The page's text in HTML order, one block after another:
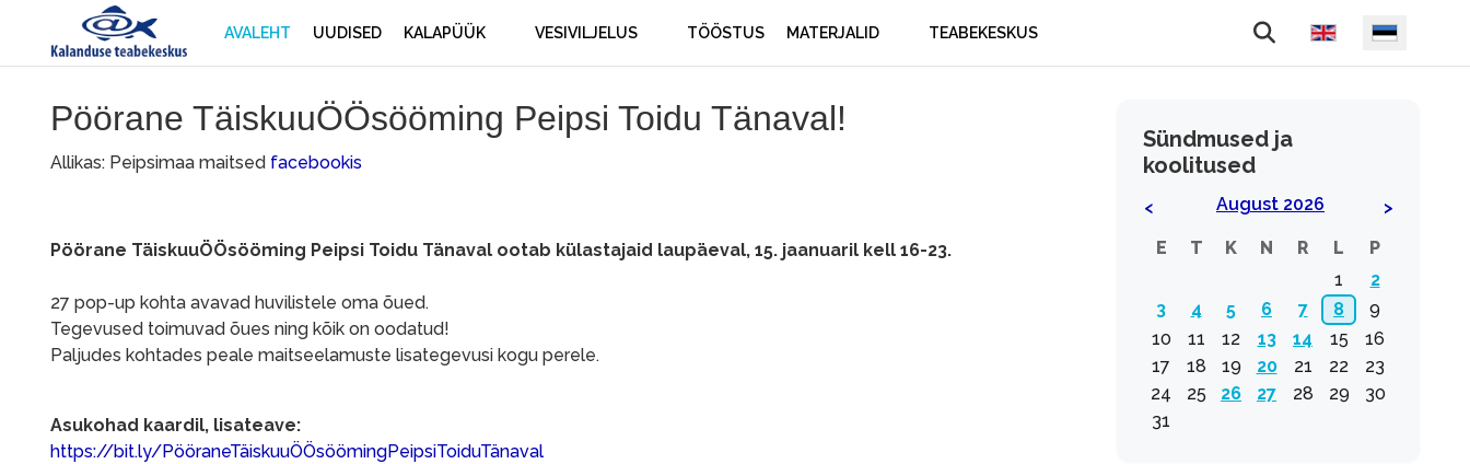
AVALEHT UUDISED KALAPÜÜK VESIVILJELUS TÖÖSTUS MATERJALID TEABEKESKUS Vali keel
Pöörane TäiskuuÖÖsööming Peipsi Toidu Tänaval!
Allikas: Peipsimaa maitsed facebookis
Pöörane TäiskuuÖÖsööming Peipsi Toidu Tänaval ootab külastajaid laupäeval, 15. jaanuaril kell 16-23.
27 pop-up kohta avavad huvilistele oma õued.
Tegevused toimuvad õues ning kõik on oodatud!
Paljudes kohtades peale maitseelamuste lisategevusi kogu perele.
Asukohad kaardil, lisateave:
https://bit.ly/PööraneTäiskuuÖÖsöömingPeipsiToiduTänaval
Sündmused ja
koolitused
< August 2026
>
E
T K N R L
P
1
2
3
4 5 6 7 8
9
10
11 12 13 14 15
16
17
18 19 20 21 22
23
24
25 26 27 28 29
30
31